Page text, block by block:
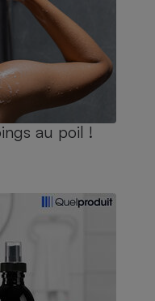
au poil !